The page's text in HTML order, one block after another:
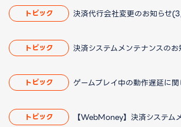
トピック 決済代行会社変更のお知らせ
トピック
トピック
トピック